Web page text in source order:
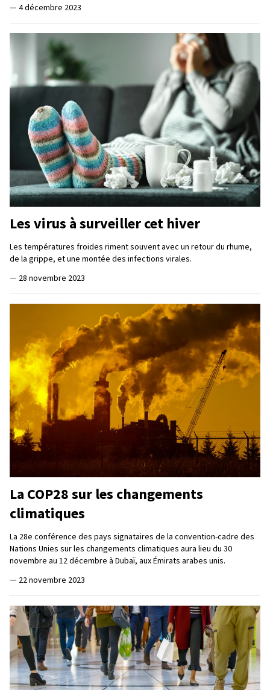
— 4 décembre 2023
Les virus à surveiller cet hiver
Les températures froides riment souvent avec un retour du rhume,
de la grippe, et une montée des infections virales.
— 28 novembre 2023
La COP28 sur les changements
climatiques
La 28e conférence des pays signataires de la convention-cadre des
Nations Unies sur les changements climatiques aura lieu du 30
novembre au 12 décembre à Dubaï, aux Émirats arabes unis.
— 22 novembre 2023